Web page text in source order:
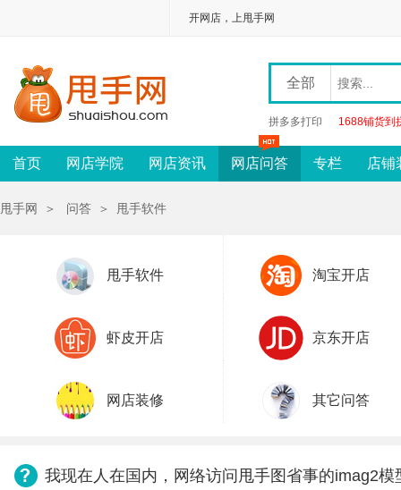
开网店，上甩手网
全部
拼多多打印 1688铺货到
首页 网店学院 网店资讯 网店问答 专栏 店铺
甩手网 ＞ 问答 ＞ 甩手软件
甩手软件 淘宝开店
虾皮开店 京东开店
网店装修 其它问答
我现在人在国内，网络访问甩手图省事的imag2